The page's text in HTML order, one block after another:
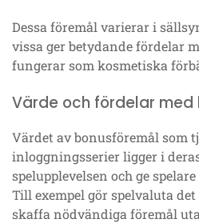
Dessa föremål varierar i
vissa ger betydande fördelar
fungerar som kosmetiska
Värde och fördelar med
Värdet av bonusföremål som
inloggningsserier ligger i
spelupplevelsen och ge
Till exempel gör spelvaluta
skaffa nödvändiga föremål